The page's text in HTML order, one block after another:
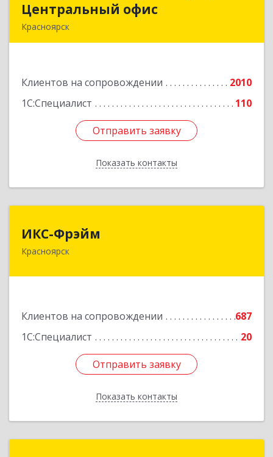
Центральный офис
Красноярск
Клиентов на сопровождении
2010
1С:Специалист
110
Отправить заявку
Показать контакты
Центральный офис
Подробнее
Отправить заявку
Назад
ИКС-Фрэйм
Красноярск
Клиентов на сопровождении
687
1С:Специалист
20
Отправить заявку
Показать контакты
660077, Красноярский край, Красноярск г,
Отправить заявку
Назад